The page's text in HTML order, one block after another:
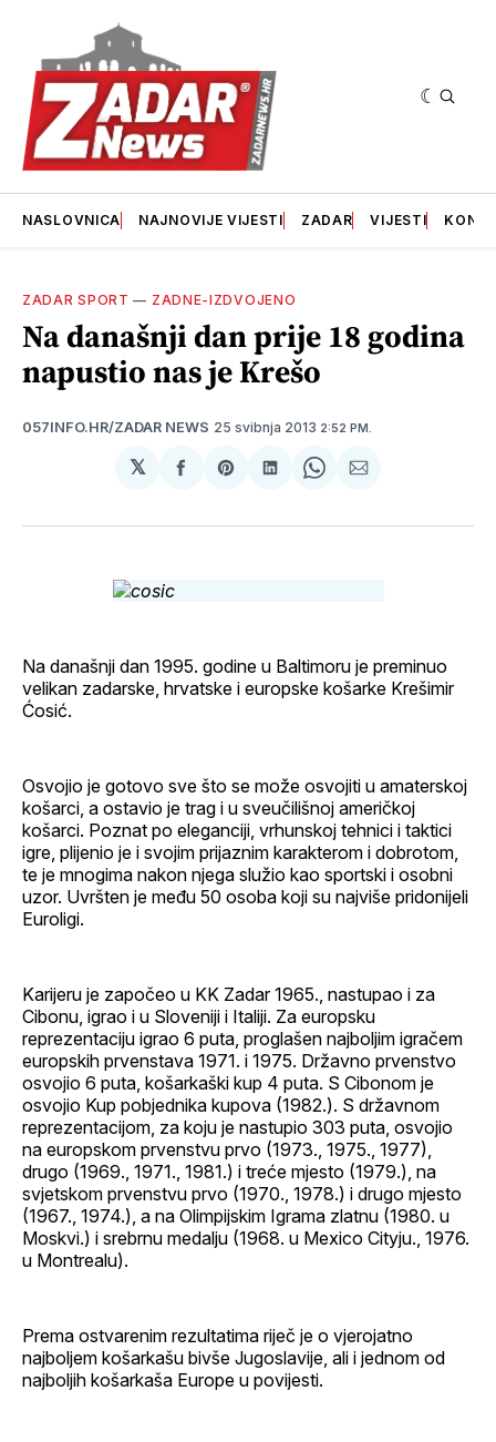
NASLOVNICA NAJNOVIJE VIJESTI ZADAR VIJESTI
ZADAR SPORT — ZADNE-IZDVOJENO
Na današnji dan prije 18 godina
napustio nas je Krešo
057INFO.HR/ZADAR NEWS 25 svibnja 2013 2:52 PM.
𝕏
podijeliSharepodijeliSharepodijeli
Na današnji dan 1995. godine u Baltimoru je preminuo
velikan zadarske, hrvatske i europske košarke Krešimir
Ćosić.
Osvojio je gotovo sve što se može osvojiti u amaterskoj
košarci, a ostavio je trag i u sveučilišnoj američkoj
košarci. Poznat po eleganciji, vrhunskoj tehnici i taktici
igre, plijenio je i svojim prijaznim karakterom i dobrotom,
te je mnogima nakon njega služio kao sportski i osobni
uzor. Uvršten je među 50 osoba koji su najviše pridonijeli
Euroligi.
Karijeru je započeo u KK Zadar 1965., nastupao i za
Cibonu, igrao i u Sloveniji i Italiji. Za europsku
reprezentaciju igrao 6 puta, proglašen najboljim igračem
europskih prvenstava 1971. i 1975. Državno prvenstvo
osvojio 6 puta, košarkaški kup 4 puta. S Cibonom je
osvojio Kup pobjednika kupova (1982.). S državnom
reprezentacijom, za koju je nastupio 303 puta, osvojio
na europskom prvenstvu prvo (1973., 1975., 1977),
drugo (1969., 1971., 1981.) i treće mjesto (1979.), na
svjetskom prvenstvu prvo (1970., 1978.) i drugo mjesto
(1967., 1974.), a na Olimpijskim Igrama zlatnu (1980. u
Moskvi.) i srebrnu medalju (1968. u Mexico Cityju., 1976.
u Montrealu).
Prema ostvarenim rezultatima riječ je o vjerojatno
najboljem košarkašu bivše Jugoslavije, ali i jednom od
najboljih košarkaša Europe u povijesti.